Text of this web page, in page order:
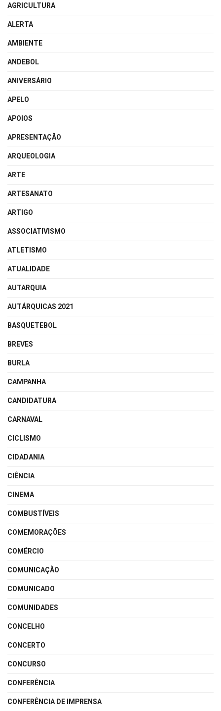
AGRICULTURA
ALERTA
AMBIENTE
ANDEBOL
ANIVERSÁRIO
APELO
APOIOS
APRESENTAÇÃO
ARQUEOLOGIA
ARTE
ARTESANATO
ARTIGO
ASSOCIATIVISMO
ATLETISMO
ATUALIDADE
AUTARQUIA
AUTÁRQUICAS 2021
BASQUETEBOL
BREVES
BURLA
CAMPANHA
CANDIDATURA
CARNAVAL
CICLISMO
CIDADANIA
CIÊNCIA
CINEMA
COMBUSTÍVEIS
COMEMORAÇÕES
COMÉRCIO
COMUNICAÇÃO
COMUNICADO
COMUNIDADES
CONCELHO
CONCERTO
CONCURSO
CONFERÊNCIA
CONFERÊNCIA DE IMPRENSA